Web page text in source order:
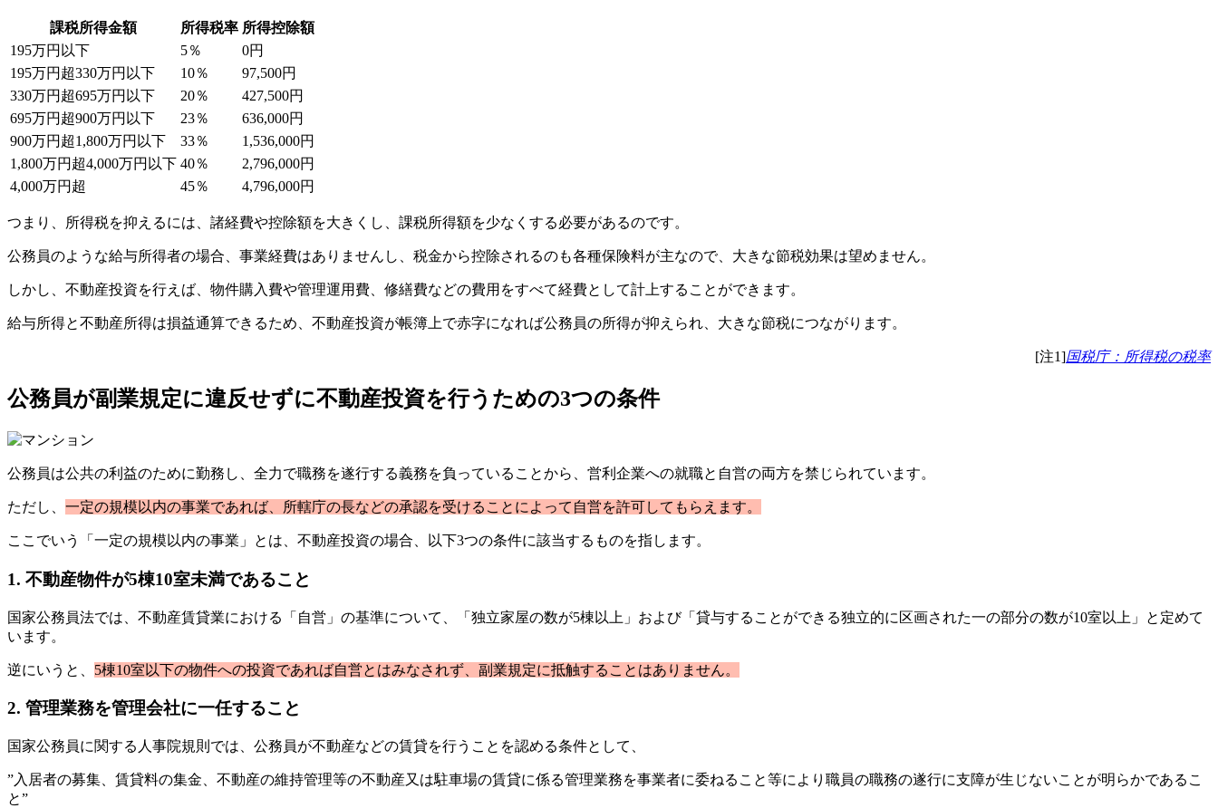
課税所得金額 所得税率 所得控除額
195万円以下
5％
0円
195万円超330万円以下
10％
97,500円
330万円超695万円以下
20％
427,500円
695万円超900万円以下
23％
636,000円
900万円超1,800万円以下
33％
1,536,000円
1,800万円超4,000万円以下 40％
2,796,000円
4,000万円超
45％ 4,796,000円
つまり、所得税を抑えるには、諸経費や控除額を大きくし、課税所得額を少なくする必要があるのです。
公務員のような給与所得者の場合、事業経費はありませんし、税金から控除されるのも各種保険料が主なので、大きな節税効果は望めません。
しかし、不動産投資を行えば、物件購入費や管理運用費、修繕費などの費用をすべて経費として計上することができます。
給与所得と不動産所得は損益通算できるため、不動産投資が帳簿上で赤字になれば公務員の所得が抑えられ、大きな節税につながります。
[注1]国税庁：所得税の税率
公務員が副業規定に違反せずに不動産投資を行うための3つの条件
公務員は公共の利益のために勤務し、全力で職務を遂行する義務を負っていることから、営利企業への就職と自営の両方を禁じられています。
ただし、 一定の規模以内の事業であれば、所轄庁の長などの承認を受けることによって自営を許可してもらえます。
ここでいう「一定の規模以内の事業」とは、不動産投資の場合、以下3つの条件に該当するものを指します。
1. 不動産物件が5棟10室未満であること
国家公務員法では、不動産賃貸業における「自営」の基準について、「独立家屋の数が5棟以上」および「貸与することができる独立的に区画された一の部分の数が10室以上」と定めて
います。
逆にいうと、 5棟10室以下の物件への投資であれば自営とはみなされず、副業規定に抵触することはありません。
2. 管理業務を管理会社に一任すること
国家公務員に関する人事院規則では、公務員が不動産などの賃貸を行うことを認める条件として、
”入居者の募集、賃貸料の集金、不動産の維持管理等の不動産又は駐車場の賃貸に係る管理業務を事業者に委ねること等により職員の職務の遂行に支障が生じないことが明らかであるこ
と”